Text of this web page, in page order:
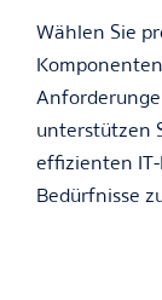
Wählen Sie
unterstützen
effizienten
Bedürfnisse